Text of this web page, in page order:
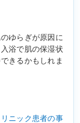
ゆらぎが原因に
浴で肌の保湿状
きるかもしれま
ニック患者の事